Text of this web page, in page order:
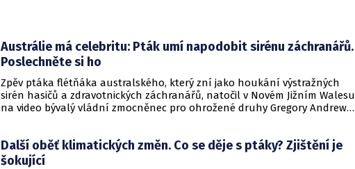
Austrálie má celebritu: Pták umí napodobit sirénu záchranářů.
Poslechněte si ho
Zpěv ptáka flétňáka australského, který zní jako houkání výstražných
sirén hasičů a zdravotnických záchranářů, natočil v Novém Jižním Walesu
na video bývalý vládní zmocněnec pro ohrožené druhy Gregory Andrews.
majetku lidí, tak na životním prostředí.
Další oběť klimatických změn. Co se děje s ptáky? Zjištění je
šokující